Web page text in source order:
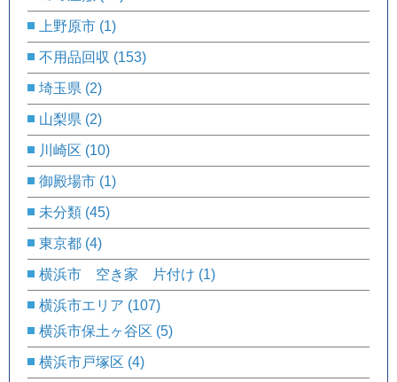
上野原市 (1)
不用品回収 (153)
埼玉県 (2)
山梨県 (2)
川崎区 (10)
御殿場市 (1)
未分類 (45)
東京都 (4)
横浜市 空き家 片付け (1)
横浜市エリア (107)
横浜市保土ヶ谷区 (5)
横浜市戸塚区 (4)